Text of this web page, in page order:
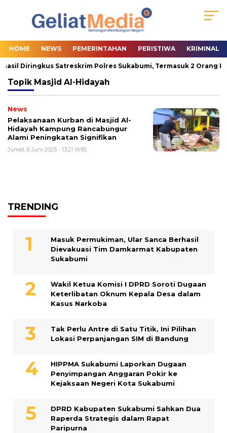
HOME NEWS PEMERINTAHAN PERISTIWA KRIMINAL
Diringkus Satreskrim Polres Sukabumi, Termasuk 2 Orang
Topik Masjid Al-Hidayah
News
Pelaksanaan Kurban di Masjid Al-
Hidayah Kampung Rancabungur
Alami Peningkatan Signifikan
Jumat, 6 Juni 2025 - 13:21 WIB
TRENDING
Masuk Permukiman, Ular Sanca Berhasil
Dievakuasi Tim Damkarmat Kabupaten
Sukabumi
Wakil Ketua Komisi I DPRD Soroti Dugaan
Keterlibatan Oknum Kepala Desa dalam
Kasus Narkoba
Tak Perlu Antre di Satu Titik, Ini Pilihan
Lokasi Perpanjangan SIM di Bandung
HIPPMA Sukabumi Laporkan Dugaan
Penyimpangan Anggaran Pokir ke
Kejaksaan Negeri Kota Sukabumi
DPRD Kabupaten Sukabumi Sahkan Dua
Raperda Strategis dalam Rapat
Paripurna